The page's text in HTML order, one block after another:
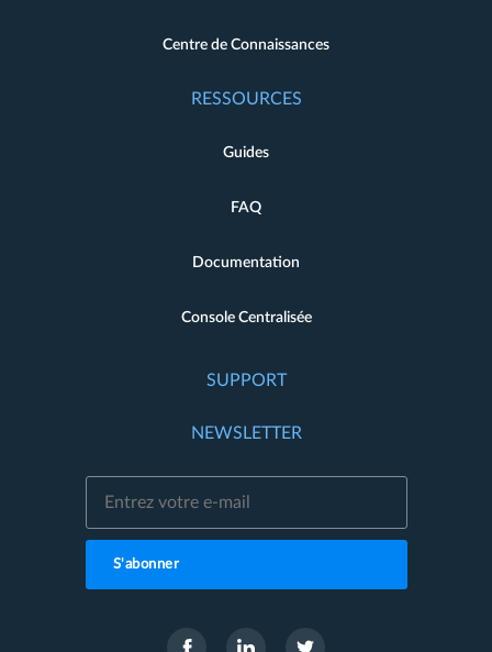
Centre de Connaissances
RESSOURCES
Guides
FAQ
Documentation
Console Centralisée
SUPPORT
NEWSLETTER
S'abonner